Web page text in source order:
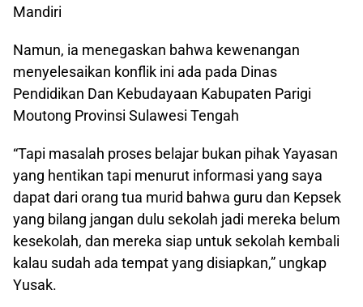
Mandiri
Namun, ia menegaskan bahwa kewenangan
menyelesaikan konflik ini ada pada Dinas
Pendidikan Dan Kebudayaan Kabupaten Parigi
Moutong Provinsi Sulawesi Tengah
“Tapi masalah proses belajar bukan pihak Yayasan
yang hentikan tapi menurut informasi yang saya
dapat dari orang tua murid bahwa guru dan Kepsek
yang bilang jangan dulu sekolah jadi mereka belum
kesekolah, dan mereka siap untuk sekolah kembali
kalau sudah ada tempat yang disiapkan,” ungkap
Yusak.